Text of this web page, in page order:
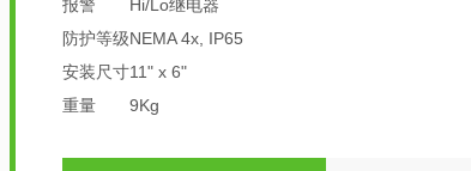
报警
Hi/Lo继电器
防护等级NEMA 4x, IP65
安装尺寸11" x 6"
重量
9Kg